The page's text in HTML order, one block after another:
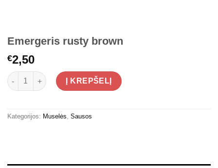
Emergeris rusty brown
€2,50
produkto kiekis: Emergeris rusty brown
Į KREPŠELĮ
Kategorijos: Muselės Sausos